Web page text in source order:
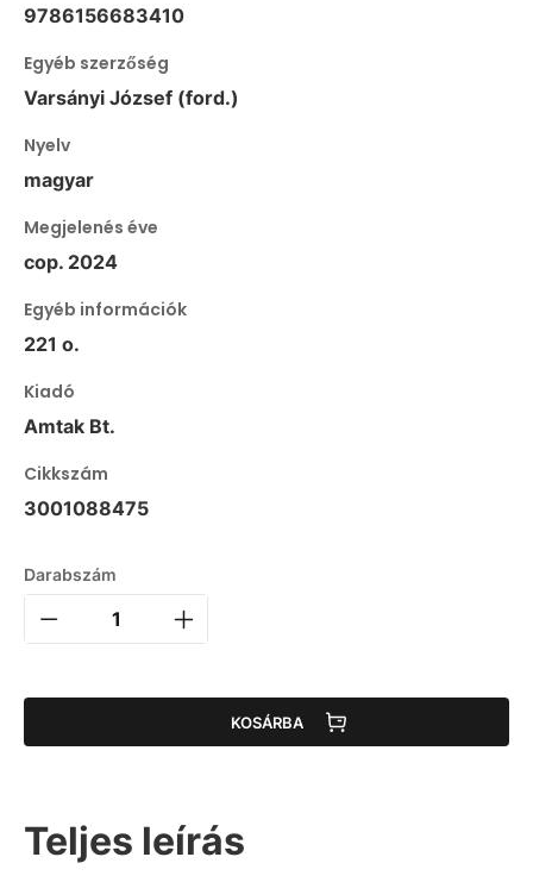
9786156683410
Egyéb szerzőség
Varsányi József (ford.)
Nyelv
magyar
Megjelenés éve
cop. 2024
Egyéb információk
221 o.
Kiadó
Amtak Bt.
Cikkszám
3001088475
Darabszám
KOSÁRBA
Teljes leírás